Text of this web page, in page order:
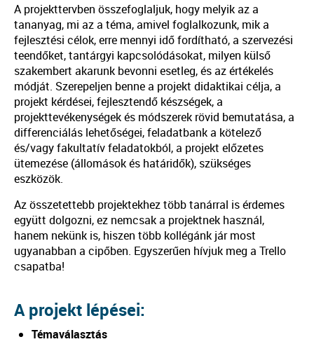
A projekttervben összefoglaljuk, hogy melyik az a
tananyag, mi az a téma, amivel foglalkozunk, mik a
fejlesztési célok, erre mennyi idő fordítható, a szervezési
teendőket, tantárgyi kapcsolódásokat, milyen külső
szakembert akarunk bevonni esetleg, és az értékelés
módját. Szerepeljen benne a projekt didaktikai célja, a
projekt kérdései, fejlesztendő készségek, a
projekttevékenységek és módszerek rövid bemutatása, a
differenciálás lehetőségei, feladatbank a kötelező
és/vagy fakultatív feladatokból, a projekt előzetes
ütemezése (állomások és határidők), szükséges
eszközök.
Az összetettebb projektekhez több tanárral is érdemes
együtt dolgozni, ez nemcsak a projektnek használ,
hanem nekünk is, hiszen több kollégánk jár most
ugyanabban a cipőben. Egyszerűen hívjuk meg a Trello
csapatba!
A projekt lépései:
Témaválasztás